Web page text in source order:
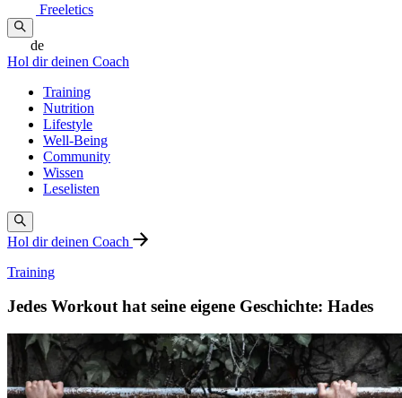
Freeletics
de
Hol dir deinen Coach
Training
Nutrition
Lifestyle
Well-Being
Community
Wissen
Leselisten
Hol dir deinen Coach
Training
Jedes Workout hat seine eigene Geschichte: Hades